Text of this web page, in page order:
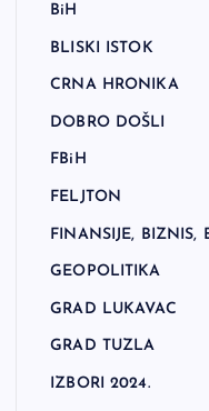
BiH
BLISKI ISTOK
CRNA HRONIKA
DOBRO DOŠLI
FBiH
FELJTON
FINANSIJE, BIZNIS,
GEOPOLITIKA
GRAD LUKAVAC
GRAD TUZLA
IZBORI 2024.